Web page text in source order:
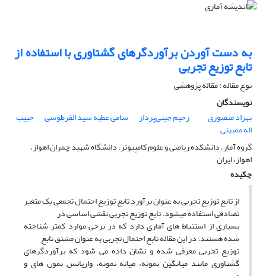
به دست آوردن برآوردگرهای گشتاوری با استفاده از
تابع توزیع تجربی
نوع مقاله : مقاله پژوهشی
نویسندگان
بهزاد منصوری
رحیم چینی‌پرداز سامی عطیه سید الفرطوسی حبیب
اله ممبینی
گروه آمار، دانشکده ریاضی و علوم کامپیوتر، دانشگاه شهید چمران اهواز،
اهواز، ایران
چکیده
از تابع توزیع تجربی به عنوان برآورد تابع توزیع احتمال تجمعی یک متغیر
تصادفی استفاده میشود. تابع توزیع تجربی نقشی اساسی در
بسیاری از استنباط های آماری دارد که در برخی موارد کمتر شناخته
شده هستند. در این مقاله تابع احتمال تجربی به عنوان مشتق تابع
توزیع تجربی معرفی شده و نشان داده می شود که برآوردگرهای
گشتاوری مانند میانگین نمونه، میانه نمونه، واریانس نمون های و